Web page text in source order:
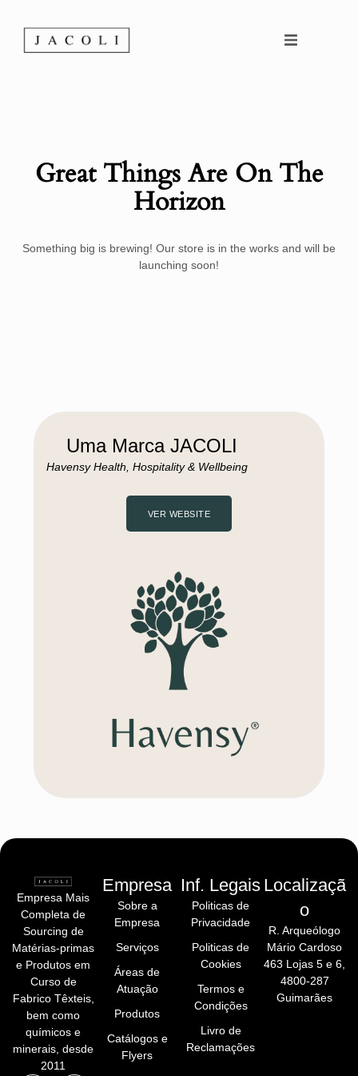
Serviços
Áreas de Atuação
Produtos
Loja
Great Things Are On The
Horizon
Something big is brewing! Our store is in the works and will be
launching soon!
Uma Marca JACOLI
Havensy Health, Hospitality & Wellbeing
VER WEBSITE
Empresa Mais
Completa de
Sourcing de
Matérias-primas
e Produtos em
Curso de
Fabrico Têxteis,
bem como
químicos e
minerais, desde
2011
Empresa
Sobre a
Empresa
Serviços
Áreas de
Atuação
Produtos
Catálogos e
Flyers
Inf. Legais
Politicas de
Privacidade
Politicas de
Cookies
Termos e
Condições
Livro de
Reclamações
Localizaçã
O
R. Arqueólogo
Mário Cardoso
463 Lojas 5 e 6,
4800-287
Guimarães